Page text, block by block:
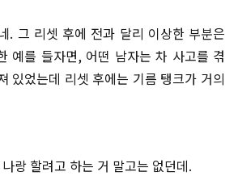
. 그 리셋 후에 전과 달리 이상한 부분은
예를 들자면, 어떤 남자는 차 사고를 겪
있었는데 리셋 후에는 기름 탱크가 거의
랑 할려고 하는 거 말고는 없던데.